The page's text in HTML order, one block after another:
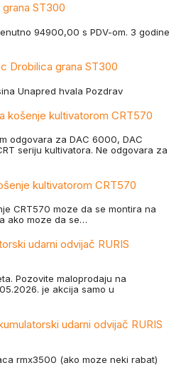
ST300
94900,00 s PDV-om. 3 godine
Drobilica grana ST300
Unapred hvala Pozdrav
košenje kultivatorom CRT570
odgovara za DAC 6000, DAC
seriju kultivatora. Ne odgovara za
kultivatorom CRT570
CRT570 moze da se montira na
ako moze da se…
udarni odvijač RURIS
Pozovite maloprodaju na
je akcija samo u
udarni odvijač RURIS
rmx3500 (ako moze neki rabat)